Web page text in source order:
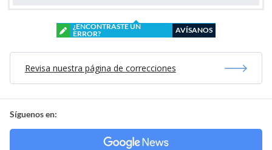
¿ENCONTRASTE UN
ERROR?
AVÍSANOS
Revisa nuestra página de correcciones
Síguenos en: